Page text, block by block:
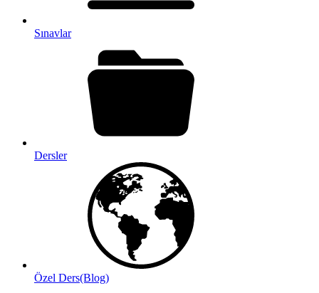
Sınavlar
Dersler
Özel Ders(Blog)